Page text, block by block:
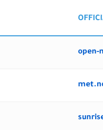
open-